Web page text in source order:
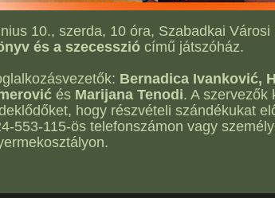
10., szerda, 10 óra, Szabadkai Városi
és a szecesszió című játszóház.
Bernadica Ivanković,
és Marijana Tenodi. A szervezők
hogy részvételi szándékukat
553-115-ös telefonszámon vagy